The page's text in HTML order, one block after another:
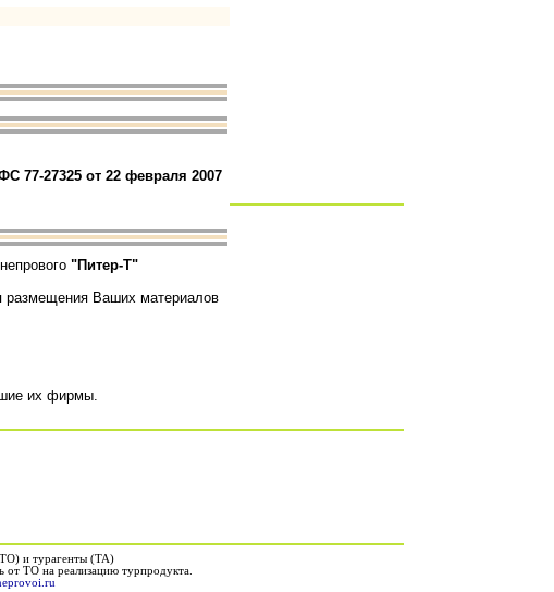
77-27325 от 22 февраля 2007
"Питер-Т"
размещения Ваших материалов
их фирмы.
и турагенты (ТА)
ТО на реализацию турпродукта.